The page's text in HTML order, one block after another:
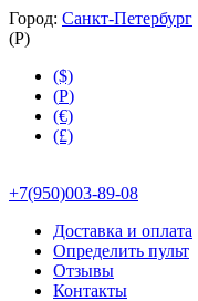
Город: Санкт-Петербург
(Р)
($)
(Р)
(€)
(£)
+7(950)003-89-08
Доставка и оплата
Определить пульт
Отзывы
Контакты